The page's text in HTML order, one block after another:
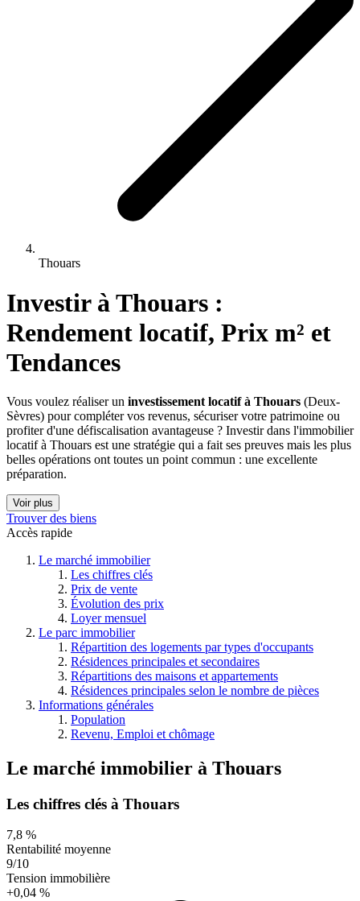
Thouars
Investir à Thouars :
Rendement locatif, Prix m² et
Tendances
Vous voulez réaliser un investissement locatif à Thouars (Deux-
Sèvres) pour compléter vos revenus, sécuriser votre patrimoine ou
profiter d'une défiscalisation avantageuse ? Investir dans l'immobilier
locatif à Thouars est une stratégie qui a fait ses preuves mais les plus
belles opérations ont toutes un point commun : une excellente
préparation.
Voir plus
Trouver des biens
Accès rapide
Le marché immobilier
Les chiffres clés
Prix de vente
Évolution des prix
Loyer mensuel
Le parc immobilier
Répartition des logements par types d'occupants
Résidences principales et secondaires
Répartitions des maisons et appartements
Résidences principales selon le nombre de pièces
Informations générales
Population
Revenu, Emploi et chômage
Le marché immobilier à Thouars
Les chiffres clés à Thouars
7,8 %
Rentabilité moyenne
9/10
Tension immobilière
+0,04 %